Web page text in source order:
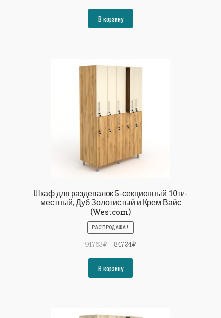
составляла
76470₽.
В корзину
Шкаф для раздевалок 5-секционный 10ти-
местный, Дуб Золотистый и Крем Вайс
(Westcom)
РАСПРОДАЖА!
91763₽
Первоначальная
составляла
91763₽.
84704₽Текущая
В корзину